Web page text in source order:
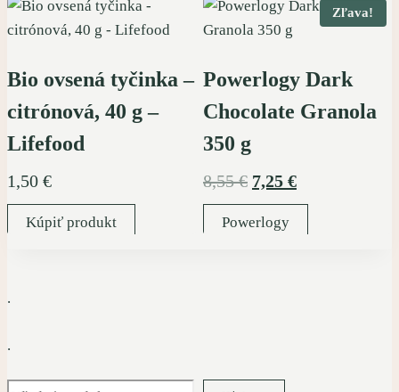
29,95 €.24,95 €.
Bio ovsená tyčinka –
citrónová, 40 g –
Lifefood
1,50 €
Kúpiť produkt
Zľava!
Powerlogy Dark
Chocolate Granola
350 g
8,55€ Pôvodná
cena
bola:
7,25 €Aktuálna
cena
je:
Powerlogy
.
.